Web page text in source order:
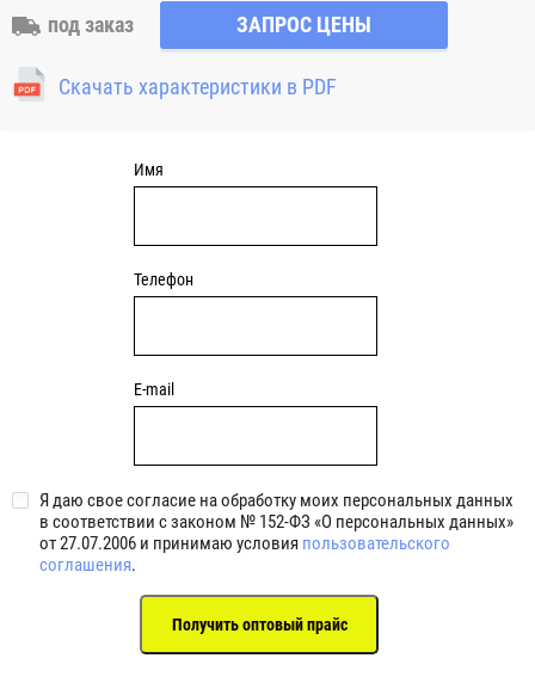
обозначением 2RS 2RS1 2RSH 2RSR имеют с обеих сторон
контактные уплотнения из бутадиен-нитрильного каучука
(NBR) и пригодны для средних частот вращения. Также
поставляются подшипники с бесконтактными
под заказ ЗАПРОС ЦЕНЫ
Скачать характеристики в PDF
Имя
Телефон
E-mail
Я даю свое согласие на обработку моих персональных данных
в соответствии с законом № 152-ФЗ «О персональных данных»
от 27.07.2006 и принимаю условия пользовательского
соглашения.